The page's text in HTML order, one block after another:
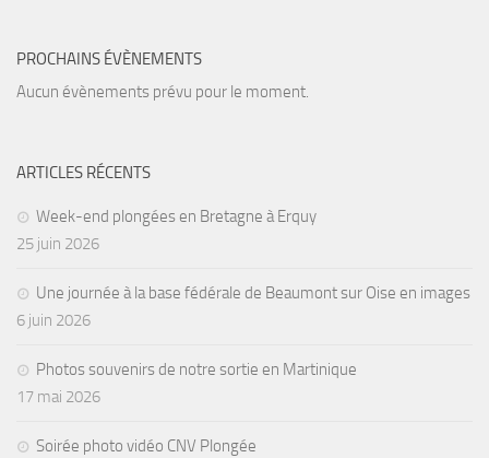
PROCHAINS ÉVÈNEMENTS
Aucun évènements prévu pour le moment.
ARTICLES RÉCENTS
Week-end plongées en Bretagne à Erquy
25 juin 2026
Une journée à la base fédérale de Beaumont sur Oise en images
6 juin 2026
Photos souvenirs de notre sortie en Martinique
17 mai 2026
Soirée photo vidéo CNV Plongée